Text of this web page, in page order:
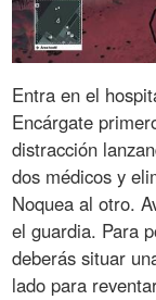
Entra en el
Encárgate
distracción
dos médicos y
Noquea al otro.
el guardia. Para
deberás situar
lado para